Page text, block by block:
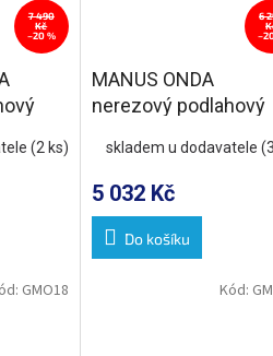
7 490
Kč
–20 %
(2 ks)
6
MANUS ONDA
nerezový podlahový
DN50
skladem u dodavatele
5 032 Kč
Do košíku
GMO18 Kód: